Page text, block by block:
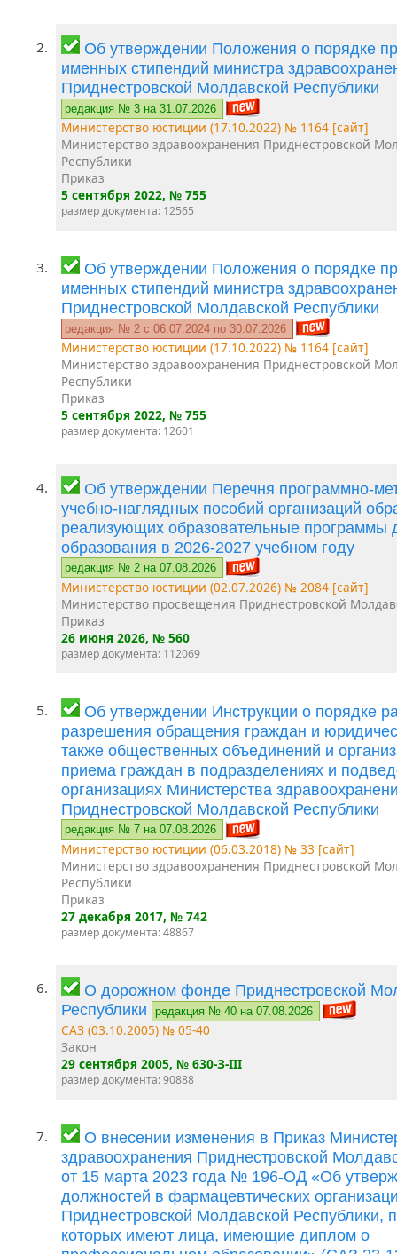
2.
Об утверждении Положения о порядке
именных стипендий министра
Приднестровской Молдавской Республики
редакция № 3 на 31.07.2026
Министерство юстиции (17.10.2022) № 1164 [сайт]
Министерство здравоохранения Приднестровской
Республики
Приказ
5 сентября 2022, № 755
размер документа: 12565
3.
Об утверждении Положения о порядке
именных стипендий министра
Приднестровской Молдавской Республики
редакция № 2 c 06.07.2024 по 30.07.2026
Министерство юстиции (17.10.2022) № 1164 [сайт]
Министерство здравоохранения Приднестровской
Республики
Приказ
5 сентября 2022, № 755
размер документа: 12601
4.
Об утверждении Перечня программно-
учебно-наглядных пособий организаций
реализующих образовательные программы
образования в 2026-2027 учебном году
редакция № 2 на 07.08.2026
Министерство юстиции (02.07.2026) № 2084 [сайт]
Министерство просвещения Приднестровской
Приказ
26 июня 2026, № 560
размер документа: 112069
5.
Об утверждении Инструкции о порядке
разрешения обращения граждан и
также общественных объединений и
приема граждан в подразделениях и
организациях Министерства
Приднестровской Молдавской Республики
редакция № 7 на 07.08.2026
Министерство юстиции (06.03.2018) № 33 [сайт]
Министерство здравоохранения Приднестровской
Республики
Приказ
27 декабря 2017, № 742
размер документа: 48867
6.
О дорожном фонде Приднестровской
Республики
редакция № 40 на 07.08.2026
САЗ (03.10.2005) № 05-40
Закон
29 сентября 2005, № 630-З-III
размер документа: 90888
7.
О внесении изменения в Приказ
здравоохранения Приднестровской
от 15 марта 2023 года № 196-ОД «Об
должностей в фармацевтических
Приднестровской Молдавской Республики,
которых имеют лица, имеющие диплом о